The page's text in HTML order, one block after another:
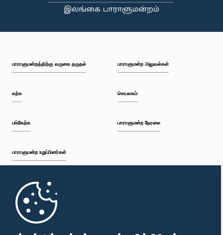
பாராளுமன்றத்திற்கு வருகை தருதல்
கற்க
பங்கேற்க
பாராளுமன்ற உறுப்பினர்கள்
முதற்பக்கம்
பாராளுமன்ற அலுவல்கள்
செயலகம்
பாராளுமன்ற நேரலை
பாராளுமன்ற கையடக்க செயலி